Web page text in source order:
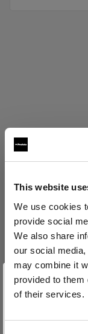
This website
We use cookies
provide social
We also share
our social
may combine it
provided to them
of their services.
Profoto